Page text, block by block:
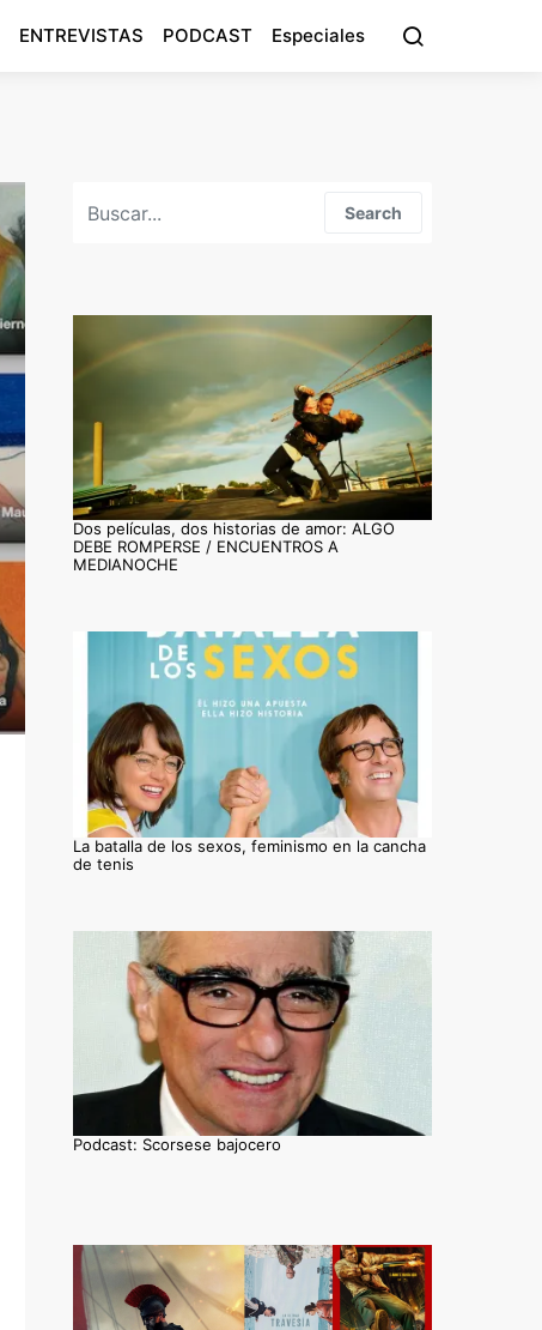
ENTREVISTAS PODCAST Especiales
Search
Dos películas, dos historias de amor: ALGO
DEBE ROMPERSE / ENCUENTROS A
MEDIANOCHE
La batalla de los sexos, feminismo en la cancha
de tenis
Podcast: Scorsese bajocero